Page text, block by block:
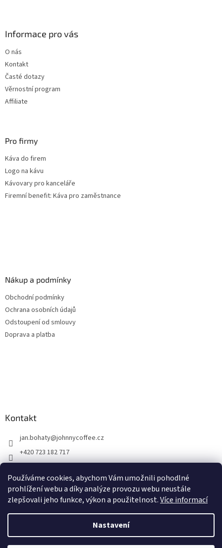
Používáme cookies, abychom Vám umožnili pohodlné
prohlížení webu a díky analýze provozu webu neustále
zlepšovali jeho funkce, výkon a použitelnost.Více informací
Nastavení
Informace pro vás
O nás
Kontakt
Časté dotazy
Věrnostní program
Affiliate
Pro firmy
Káva do firem
Logo na kávu
Kávovary pro kanceláře
Firemní benefit: Káva pro zaměstnance
Nákup a podmínky
Obchodní podmínky
Ochrana osobních údajů
Odstoupení od smlouvy
Doprava a platba
Kontakt
jan.bohaty@johnnycoffee.cz
+420 723 182 717
prazirna_johnny_coffee/